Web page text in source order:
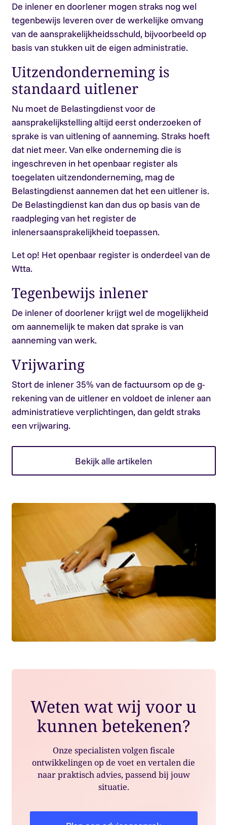
De inlener en doorlener mogen straks nog wel
tegenbewijs leveren over de werkelijke omvang
van de aansprakelijkheidsschuld, bijvoorbeeld op
basis van stukken uit de eigen administratie.
Uitzendonderneming is
standaard uitlener
Nu moet de Belastingdienst voor de
aansprakelijkstelling altijd eerst onderzoeken of
sprake is van uitlening of aanneming. Straks hoeft
dat niet meer. Van elke onderneming die is
ingeschreven in het openbaar register als
toegelaten uitzendonderneming, mag de
Belastingdienst aannemen dat het een uitlener is.
De Belastingdienst kan dan dus op basis van de
raadpleging van het register de
inlenersaansprakelijkheid toepassen.
Let op! Het openbaar register is onderdeel van de
Wtta.
Tegenbewijs inlener
De inlener of doorlener krijgt wel de mogelijkheid
om aannemelijk te maken dat sprake is van
aanneming van werk.
Vrijwaring
Stort de inlener 35% van de factuursom op de g-
rekening van de uitlener en voldoet de inlener aan
administratieve verplichtingen, dan geldt straks
een vrijwaring.
Bekijk alle artikelen
Weten wat wij voor u
kunnen betekenen?
Onze specialisten volgen fiscale
ontwikkelingen op de voet en vertalen die
naar praktisch advies, passend bij jouw
situatie.